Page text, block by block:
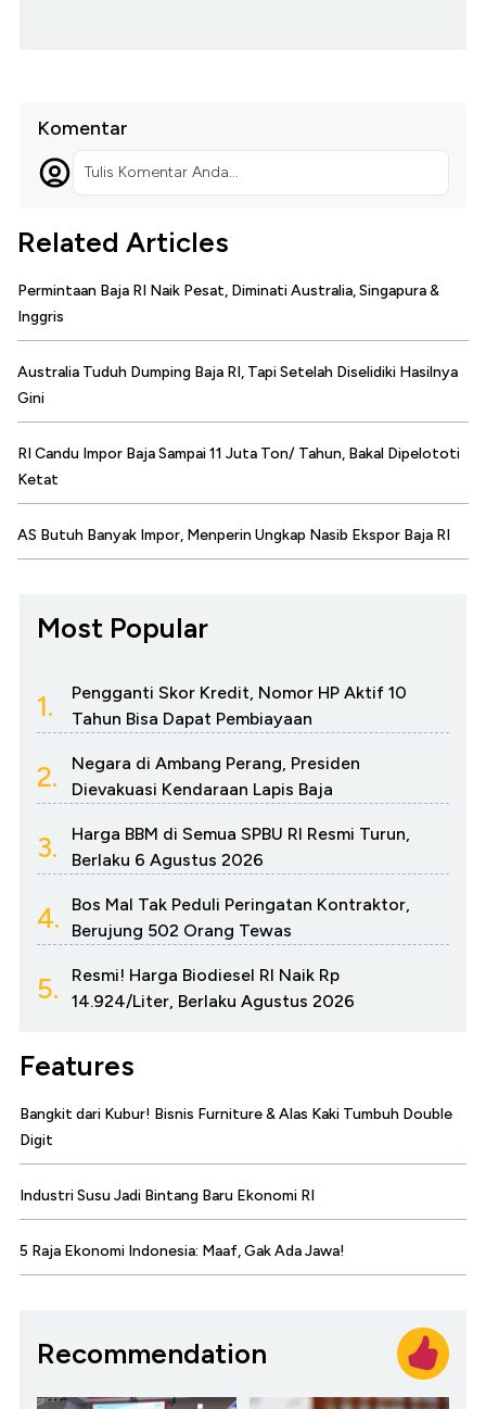
Komentar
Tulis Komentar Anda...
Related Articles
Permintaan Baja RI Naik Pesat, Diminati Australia, Singapura &
Inggris
Australia Tuduh Dumping Baja RI, Tapi Setelah Diselidiki Hasilnya
Gini
RI Candu Impor Baja Sampai 11 Juta Ton/ Tahun, Bakal Dipelototi
Ketat
AS Butuh Banyak Impor, Menperin Ungkap Nasib Ekspor Baja RI
Most Popular
1.
Pengganti Skor Kredit, Nomor HP Aktif 10
Tahun Bisa Dapat Pembiayaan
2.
Negara di Ambang Perang, Presiden
Dievakuasi Kendaraan Lapis Baja
3.
Harga BBM di Semua SPBU RI Resmi Turun,
Berlaku 6 Agustus 2026
4.
Bos Mal Tak Peduli Peringatan Kontraktor,
Berujung 502 Orang Tewas
5.
Resmi! Harga Biodiesel RI Naik Rp
14.924/Liter, Berlaku Agustus 2026
Features
Bangkit dari Kubur! Bisnis Furniture & Alas Kaki Tumbuh Double
Digit
Industri Susu Jadi Bintang Baru Ekonomi RI
5 Raja Ekonomi Indonesia: Maaf, Gak Ada Jawa!
Recommendation